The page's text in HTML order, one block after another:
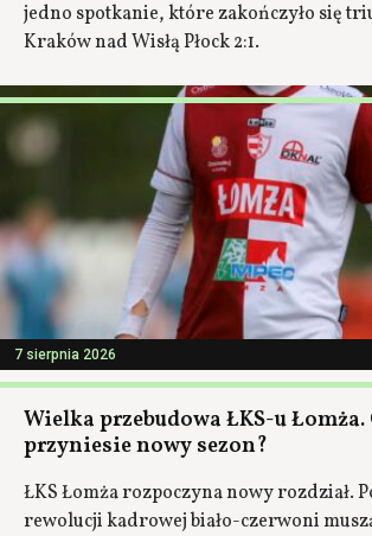
jedno spotkanie, które zakończyło się
Kraków nad Wisłą Płock 2:1.
7 sierpnia 2026
Wielka przebudowa ŁKS-u Łomża.
przyniesie nowy sezon?
ŁKS Łomża rozpoczyna nowy rozdział.
rewolucji kadrowej biało-czerwoni